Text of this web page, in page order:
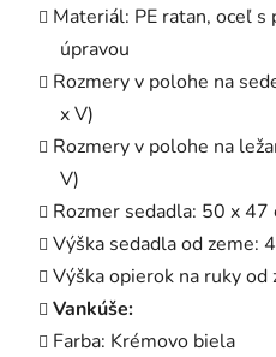
Materiál: PE ratan, oceľ s
úpravou
Rozmery v polohe na
x V)
Rozmery v polohe na
V)
Rozmer sedadla: 50 x 47
Výška sedadla od zeme:
Výška opierok na ruky od
Vankúše:
Farba: Krémovo biela